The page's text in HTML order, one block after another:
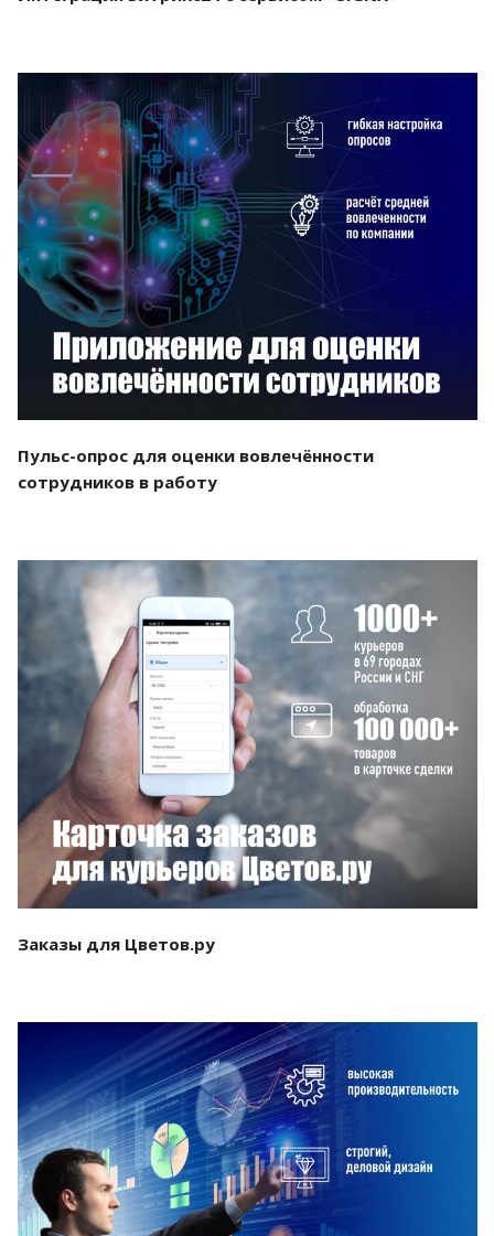
Смотреть проект
Пульс-опрос для оценки вовлечённости
сотрудников в работу
Смотреть проект
Заказы для Цветов.ру
Смотреть проект